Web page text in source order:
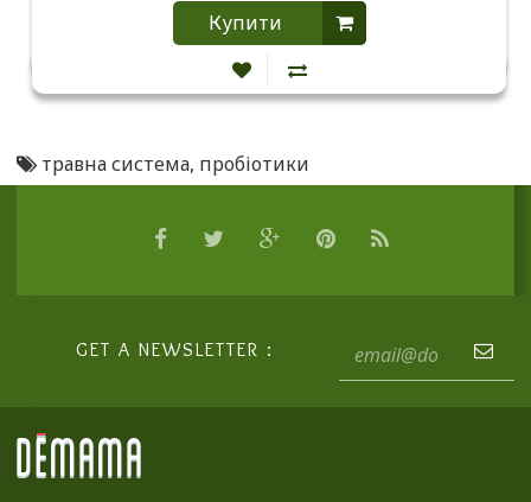
Купити
травна система, пробіотики
GET A NEWSLETTER :